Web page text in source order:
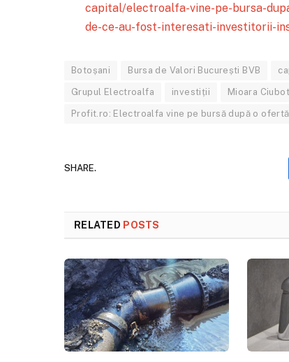
capital/electroalfa-vine-pe-bursa-
de-ce-au-fost-interesati-investitorii-
Botoșani Bursa de Valori București BVB
Grupul Electroalfa investiții Mioara
Profit.ro: Electroalfa vine pe bursă după o
SHARE.
RELATED POSTS